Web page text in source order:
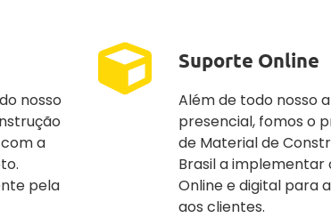
nosso
a
pela
Suporte Online
Além de todo nosso
presencial, fomos o
de Material de
Brasil a implementar
Online e digital para
aos clientes.